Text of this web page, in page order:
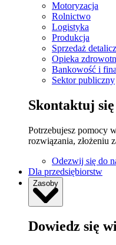
Motoryzacja
Rolnictwo
Logistyka
Produkcja
Sprzedaż
Opieka
Bankowość i
Sektor publiczny
Skontaktuj się
Potrzebujesz pomocy
rozwiązania, złożeniu
Odezwij się do
Dla przedsiębiorstw
Zasoby
Dowiedz się